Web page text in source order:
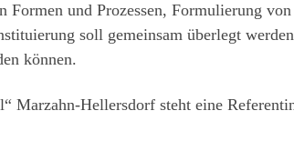
und Prozessen, Formulierung
soll gemeinsam überlegt
können.
Marzahn-Hellersdorf steht eine